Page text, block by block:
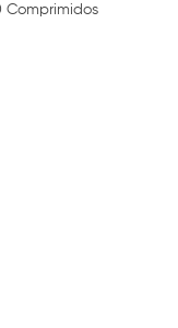
Comprimidos